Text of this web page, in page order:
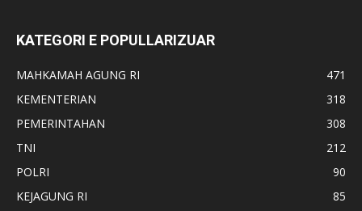
KATEGORI E POPULLARIZUAR
MAHKAMAH AGUNG RI
471
KEMENTERIAN
318
PEMERINTAHAN
308
TNI
212
POLRI
90
KEJAGUNG RI
85